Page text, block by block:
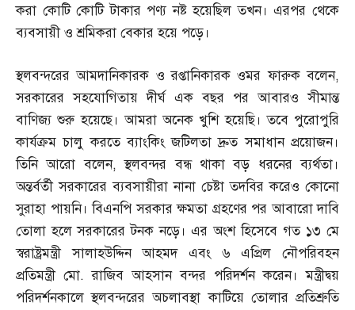
করা কোটি কোটি টাকার পণ্য নষ্ট হয়েছিল তখন। এরপর থেকে
ব্যবসায়ী ও শ্রমিকরা বেকার হয়ে পড়ে।
স্থলবন্দরের আমদানিকারক ও রপ্তানিকারক ওমর ফারুক বলেন,
সরকারের সহযোগিতায় দীর্ঘ এক বছর পর আবারও সীমান্ত
বাণিজ্য শুরু হয়েছে। আমরা অনেক খুশি হয়েছি। তবে পুরোপুরি
কার্যক্রম চালু করতে ব্যাংকিং জটিলতা দ্রুত সমাধান প্রয়োজন।
তিনি আরো বলেন,স্থলবন্দর বন্ধ থাকা বড় ধরনের ব্যর্থতা।
অন্তর্বর্তী সরকারের ব্যবসায়ীরা নানা চেষ্টা তদবির করেও কোনো
সুরাহা পায়নি। বিএনপি সরকার ক্ষমতা গ্রহণের পর আবারো দাবি
তোলা হলে সরকারের টনক নড়ে। এর অংশ হিসেবে গত ১৩ মে
স্বরাষ্ট্রমন্ত্রী সালাহউদ্দিন আহমদ এবং ৬ এপ্রিল নৌপরিবহন
প্রতিমন্ত্রী মো.রাজিব আহসান বন্দর পরিদর্শন করেন। মন্ত্রীদ্বয়
পরিদর্শনকালে স্থলবন্দরের অচলাবস্থা কাটিয়ে তোলার প্রতিশ্রুতি